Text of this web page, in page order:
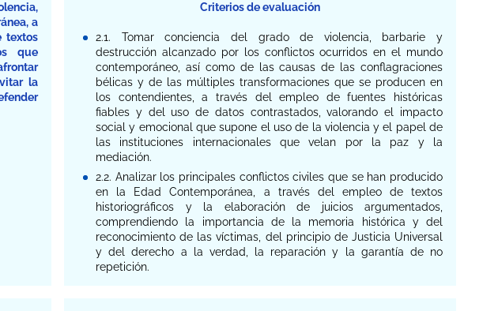
a
textos
que
la
Criterios de evaluación
2.1. Tomar conciencia del grado de violencia, barbarie y
destrucción alcanzado por los conflictos ocurridos en el mundo
contemporáneo, así como de las causas de las conflagraciones
bélicas y de las múltiples transformaciones que se producen en
los contendientes, a través del empleo de fuentes históricas
fiables y del uso de datos contrastados, valorando el impacto
social y emocional que supone el uso de la violencia y el papel de
las instituciones internacionales que velan por la paz y la
mediación.
2.2. Analizar los principales conflictos civiles que se han producido
en la Edad Contemporánea, a través del empleo de textos
historiográficos y la elaboración de juicios argumentados,
comprendiendo la importancia de la memoria histórica y del
reconocimiento de las víctimas, del principio de Justicia Universal
y del derecho a la verdad, la reparación y la garantía de no
repetición.